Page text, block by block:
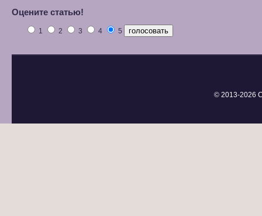
Оцените статью!
1 2 3 4 5
© 2013-2026